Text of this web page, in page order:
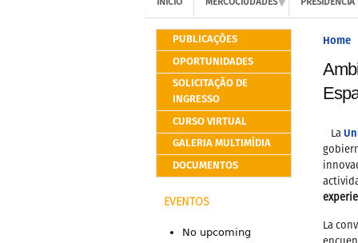
INICIO MERCOCIUDADES PRESIDÊNCIA
PUBLICAÇÕES
OPORTUNIDADES
SOLICITAÇÃO DE
INGRESSO
CURSO VIRTUAL
GALERIA MULTIMÍDIA
DOCUMENTOS
EVENTOS
No upcoming
Home
La
La